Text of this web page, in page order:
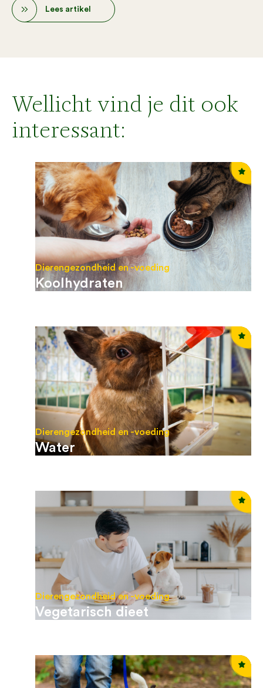
Lees artikel
Wellicht vind je dit ook
interessant:
Dierengezondheid en -voeding
Koolhydraten
Dierengezondheid en -voeding
Water
Dierengezondheid en -voeding
Vegetarisch dieet